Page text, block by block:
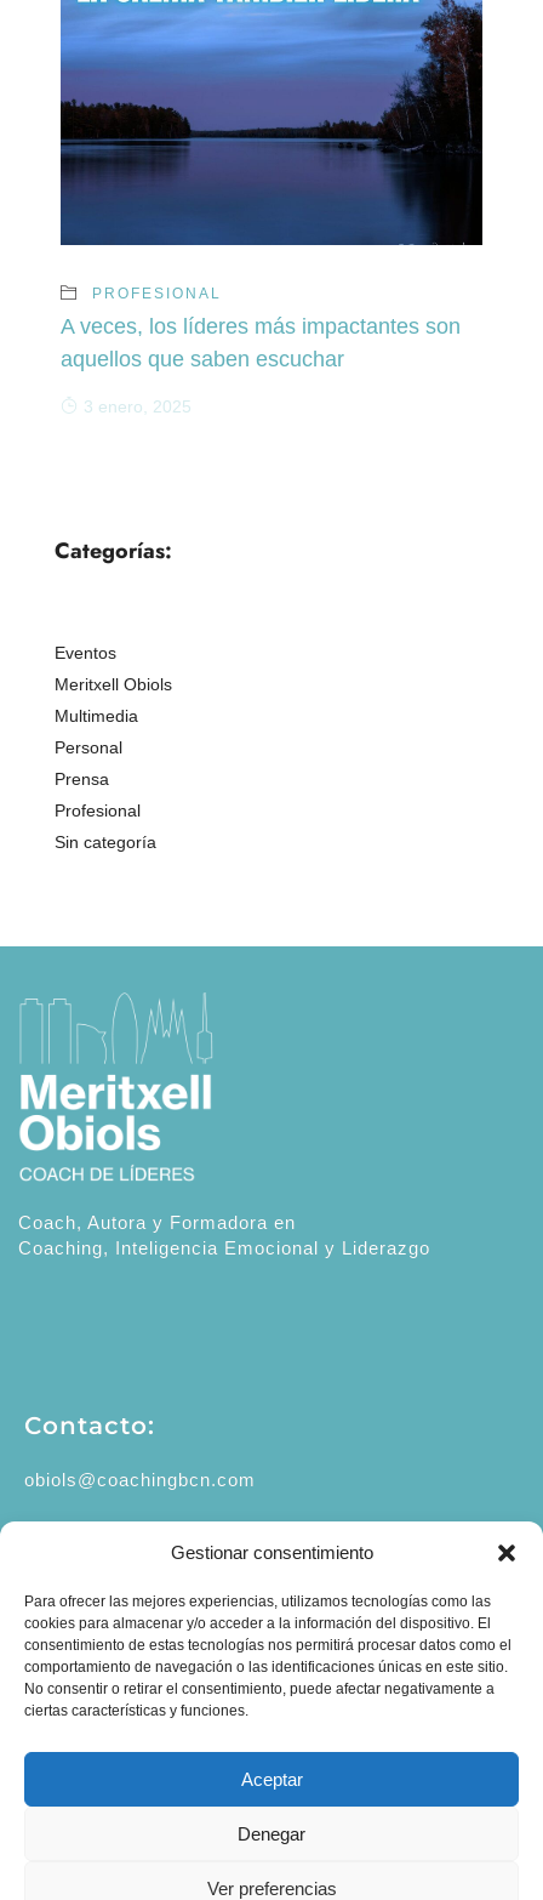
Gestionar consentimiento
Para ofrecer las mejores experiencias, utilizamos tecnologías como las
cookies para almacenar y/o acceder a la información del dispositivo. El
consentimiento de estas tecnologías nos permitirá procesar datos como el
comportamiento de navegación o las identificaciones únicas en este sitio.
No consentir o retirar el consentimiento, puede afectar negativamente a
ciertas características y funciones.
Aceptar
Denegar
Ver preferencias
PROFESIONAL
A veces, los líderes más impactantes son
aquellos que saben escuchar
3 enero, 2025
Categorías:
Eventos
Meritxell Obiols
Multimedia
Personal
Prensa
Profesional
Sin categoría
Coach, Autora y Formadora en
Coaching, Inteligencia Emocional y Liderazgo
Contacto:
obiols@coachingbcn.com
08017 Barcelona